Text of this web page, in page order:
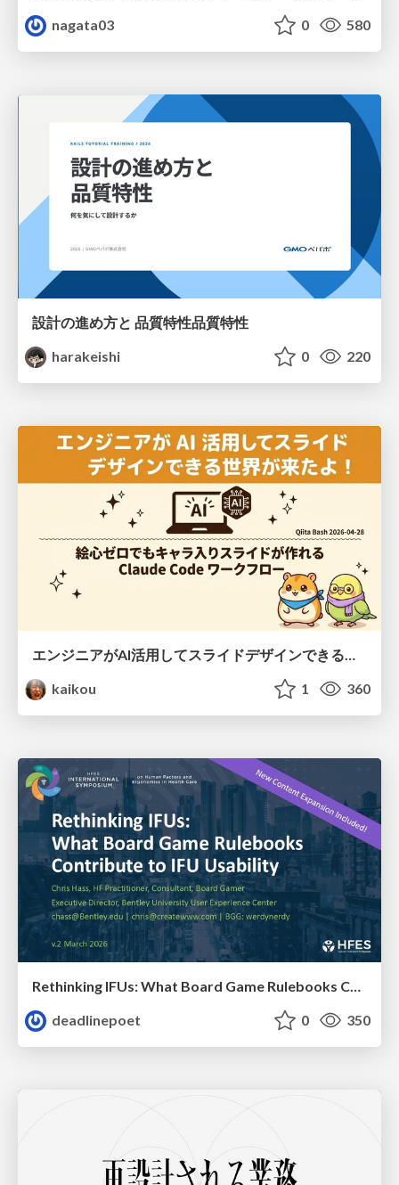
nagata03
0 580
設計の進め方と 品質特性品質特性
harakeishi
0 220
kaikou
1 360
Rethinking IFUs: What Board Game Rulebooks Contribute to IFU Usability
deadlinepoet
0 350